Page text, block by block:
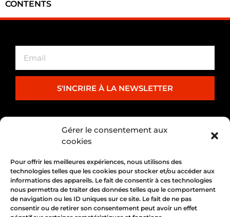
Gérer le consentement aux
cookies
Pour offrir les meilleures expériences, nous utilisons des
technologies telles que les cookies pour stocker et/ou accéder aux
informations des appareils. Le fait de consentir à ces technologies
nous permettra de traiter des données telles que le comportement
de navigation ou les ID uniques sur ce site. Le fait de ne pas
consentir ou de retirer son consentement peut avoir un effet
CONTENTS
S'INCRIRE À LA NEWSLETTER